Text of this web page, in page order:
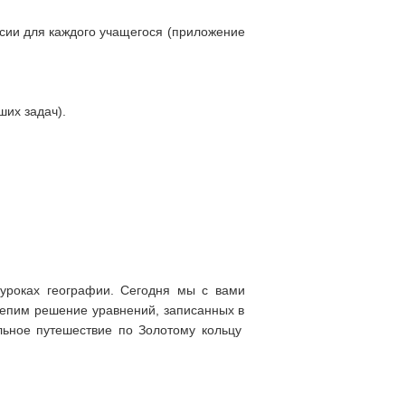
для каждого учащегося (приложение
задач).
географии. Сегодня мы с вами
решение уравнений, записанных в
путешествие по Золотому кольцу